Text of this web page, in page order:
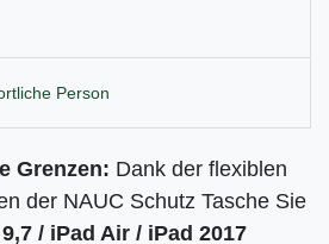
Person
Grenzen: Dank der flexiblen
der NAUC Schutz Tasche Sie
/ iPad Air / iPad 2017